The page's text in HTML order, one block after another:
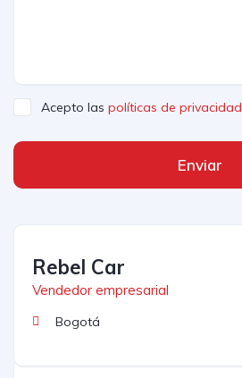
Acepto las políticas de privacidad
Enviar
Rebel Car
Vendedor empresarial
Bogotá